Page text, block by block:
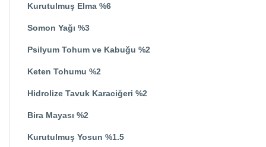
Kurutulmuş Elma %6
Somon Yağı %3
Psilyum Tohum ve Kabuğu %2
Keten Tohumu %2
Hidrolize Tavuk Karaciğeri %2
Bira Mayası %2
Kurutulmuş Yosun %1.5